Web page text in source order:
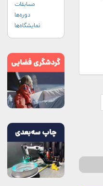
مسابقات
دوره‌ها
نمایشگاه‌ها